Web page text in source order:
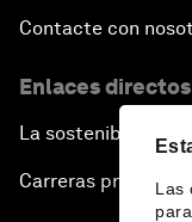
Las
Contacte con
Enlaces directos
La sostenibilidad en
Carreras